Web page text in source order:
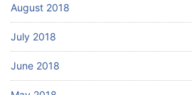
August 2018
July 2018
June 2018